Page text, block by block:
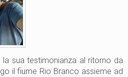
la sua testimonianza al ritorno da
il fiume Rio Branco assieme ad